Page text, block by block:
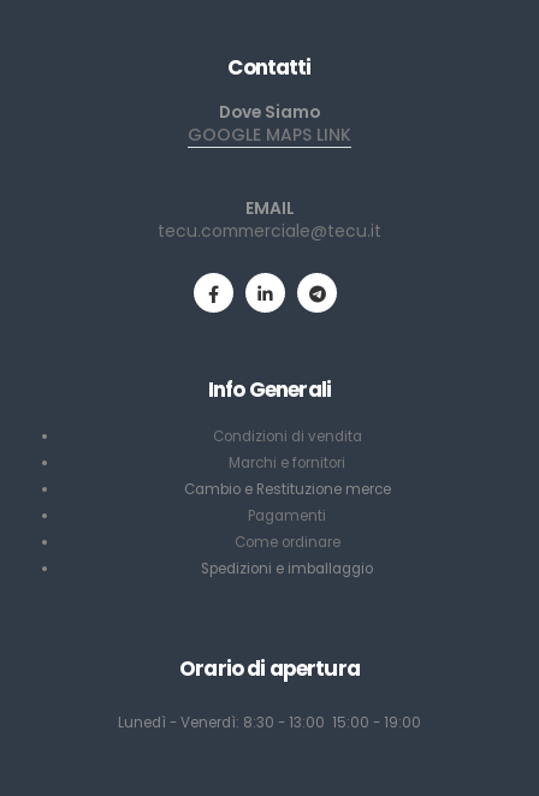
Contatti
Dove Siamo
GOOGLE MAPS LINK
EMAIL
tecu.commerciale@tecu.it
Info Generali
Condizioni di vendita
Marchi e fornitori
Cambio e Restituzione merce
Pagamenti
Come ordinare
Spedizioni e imballaggio
Orario di apertura
Lunedì - Venerdì: 8:30 - 13:00 15:00 - 19:00